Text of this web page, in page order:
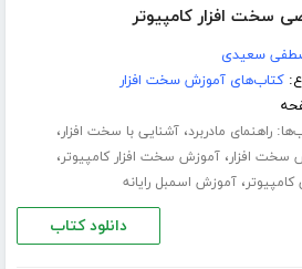
سخت افزار کامپیوتر
سعیدی
کتاب‌های آموزش سخت افزار
راهنمای مادربرد،آشنایی با سخت افزار،
سخت افزار،آموزش سخت افزار کامپیوتر،
،آموزش اسمبل رایانه
دانلود کتاب